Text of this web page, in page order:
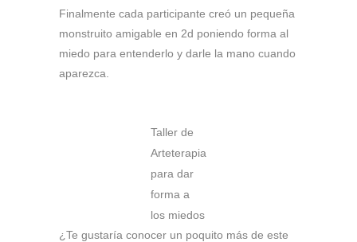
Finalmente cada participante creó un pequeña
monstruito amigable en 2d poniendo forma al
miedo para entenderlo y darle la mano cuando
aparezca.
Taller de
Arteterapia
para dar
forma a
los miedos
¿Te gustaría conocer un poquito más de este